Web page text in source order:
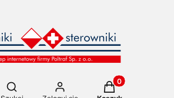
Otwórz wyszukiwarkę Produkty w